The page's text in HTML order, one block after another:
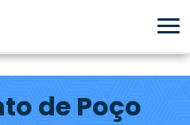
de Poço